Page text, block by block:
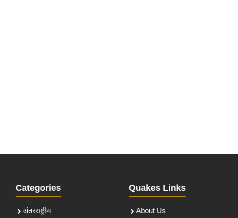
Categories
अंतरराष्ट्रीय
Quakes Links
About Us